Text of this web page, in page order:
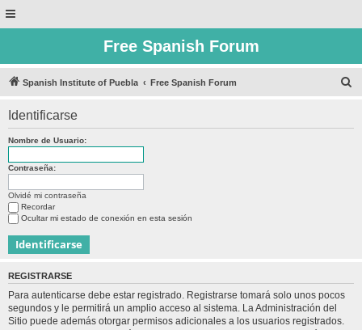
Free Spanish Forum
Spanish Institute of Puebla Free Spanish Forum
Identificarse
Nombre de Usuario:
Contraseña:
Olvidé mi contraseña
Recordar
Ocultar mi estado de conexión en esta sesión
REGISTRARSE
Para autenticarse debe estar registrado. Registrarse tomará solo unos pocos
segundos y le permitirá un amplio acceso al sistema. La Administración del
Sitio puede además otorgar permisos adicionales a los usuarios registrados.